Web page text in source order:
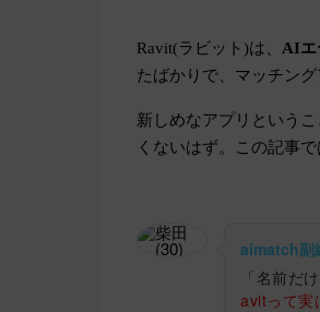
Ravit(ラビット)は、 AIエ
たばかりで、マッチン
新しめなアプリという
くないはず。この記事
aimatch副
「名前だ
avitって実